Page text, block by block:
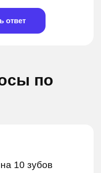
ответ
по
10 зубов